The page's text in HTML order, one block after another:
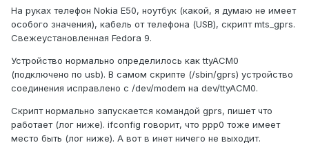
На руках телефон Nokia E50, ноутбук (какой, я думаю не имеет
особого значения), кабель от телефона (USB), скрипт mts_gprs.
Свежеустановленная Fedora 9.
Устройство нормально определилось как ttyACM0
(подключено по usb). В самом скрипте (/sbin/gprs) устройство
соединения исправлено с /dev/modem на dev/ttyACM0.
Скрипт нормально запускается командой gprs, пишет что
работает (лог ниже). ifconfig говорит, что ppp0 тоже имеет
место быть (лог ниже). А вот в инет ничего не выходит.